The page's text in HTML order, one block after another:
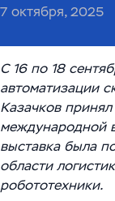
Обучающий
ИИ-решение
данных
WMS
Складская
(Big Data)
ИИ и
О компании
О нас
Руководство
Модели
English
Main
Warehouse
7 октября, 2025
С 16 по 18
автоматизации
Казачков
международной
выставка была
области
робототехники.